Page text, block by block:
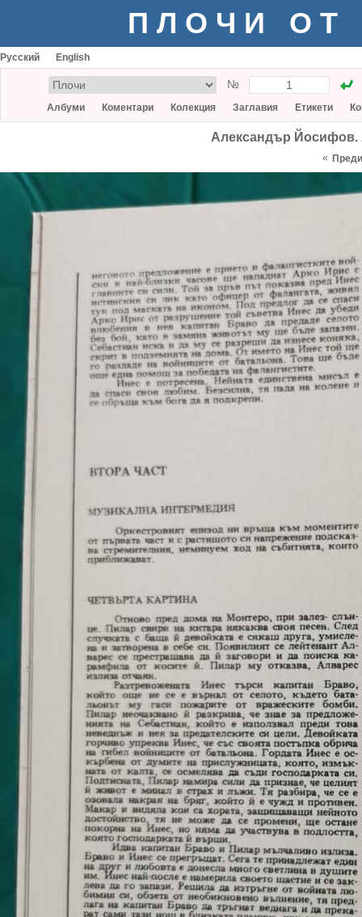
ПЛОЧИ ОТ
Русский English
№
Албуми Коментари Колекция Заглавия Етикети
Александър Йосифов.
«